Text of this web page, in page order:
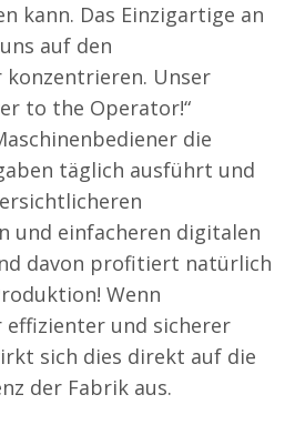
kann. Das Einzigartige an
auf den
konzentrieren. Unser
to the Operator!“
die
täglich ausführt und
und einfacheren digitalen
davon profitiert natürlich
Wenn
effizienter und sicherer
sich dies direkt auf die
der Fabrik aus.